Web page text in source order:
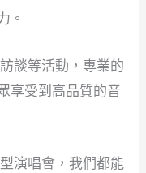
。
談等活動，專業的
享受到高品質的音
演唱會，我們都能